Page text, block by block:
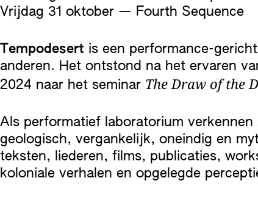
Vrijdag 31 oktober — Fourth Sequence
Tempodesert is een performance-
anderen. Het ontstond na het ervaren
2024 naar het seminar The Draw of the
Als performatief laboratorium
geologisch, vergankelijk, oneindig en
teksten, liederen, films, publicaties,
koloniale verhalen en opgelegde